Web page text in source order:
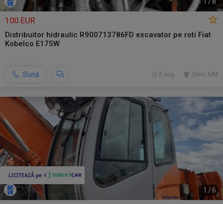
100 EUR
Distribuitor hidraulic R900713786FD excavator pe roti Fiat
Kobelco E175W
Sună Seini, MM
5 aug.
1 /6